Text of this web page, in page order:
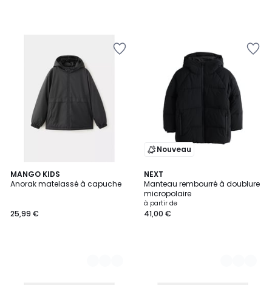
MANGO KIDS
Anorak matelassé à capuche
25,99 €
2
Couleurs
Nouveau
NEXT
Manteau rembourré à doublure
micropolaire
à partir de
41,00 €
3
Couleurs